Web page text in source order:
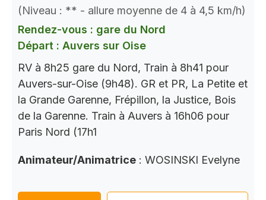
(Niveau : ** - allure moyenne de 4 à 4,5 km/h)
Rendez-vous : gare du Nord
Départ : Auvers sur Oise
RV à 8h25 gare du Nord, Train à 8h41 pour
Auvers-sur-Oise (9h48). GR et PR, La Petite et
la Grande Garenne, Frépillon, la Justice, Bois
de la Garenne. Train à Auvers à 16h06 pour
Paris Nord (17h1
Animateur/Animatrice : WOSINSKI Evelyne